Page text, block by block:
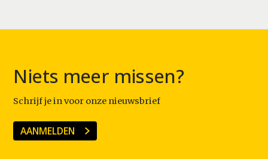
Niets meer missen?
Schrijf je in voor onze nieuwsbrief
AANMELDEN